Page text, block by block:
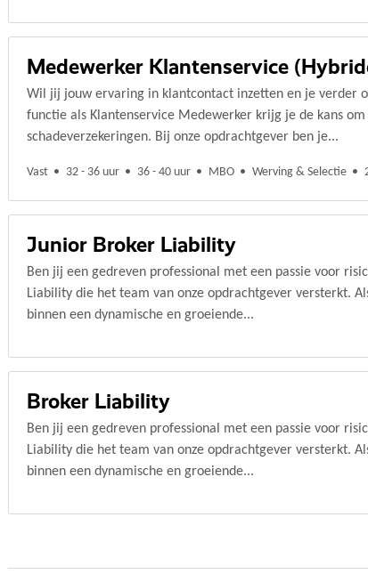
Medewerker Klantenservice
Wil jij jouw ervaring in klantcontact inzetten en je verder
functie als Klantenservice Medewerker krijg je de kans
schadeverzekeringen. Bij onze opdrachtgever ben je...
Vast 32 - 36 uur 36 - 40 uur MBO Werving & Selectie
Junior Broker Liability
Ben jij een gedreven professional met een passie voor
Liability die het team van onze opdrachtgever versterkt.
binnen een dynamische en groeiende...
Broker Liability
Ben jij een gedreven professional met een passie voor
Liability die het team van onze opdrachtgever versterkt.
binnen een dynamische en groeiende...